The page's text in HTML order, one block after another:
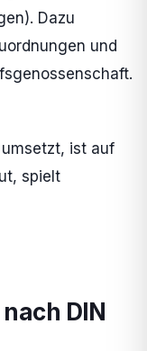
Dazu
und
ist auf
spielt
DIN